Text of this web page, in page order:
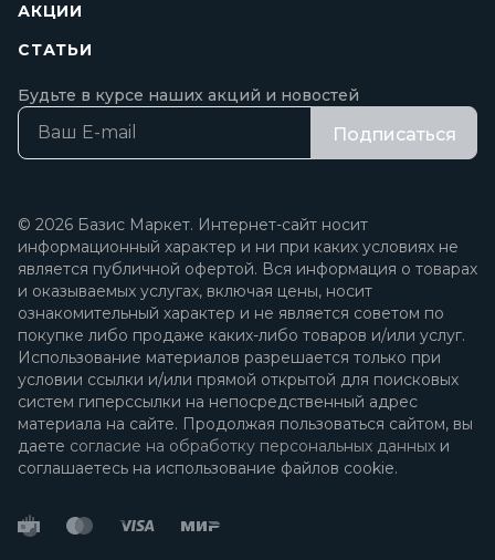
АКЦИИ
СТАТЬИ
Будьте в курсе наших акций и новостей
Подписаться
© 2026 Базис Маркет. Интернет-сайт носит
информационный характер и ни при каких условиях не
является публичной офертой. Вся информация о товарах
и оказываемых услугах, включая цены, носит
ознакомительный характер и не является советом по
покупке либо продаже каких-либо товаров и/или услуг.
Использование материалов разрешается только при
условии ссылки и/или прямой открытой для поисковых
систем гиперссылки на непосредственный адрес
материала на сайте. Продолжая пользоваться сайтом, вы
даете согласие на обработку персональных данных и
соглашаетесь на использование файлов cookie.